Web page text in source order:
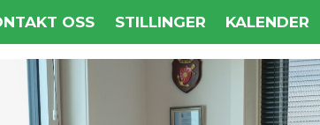
OSS STILLINGER KALENDER